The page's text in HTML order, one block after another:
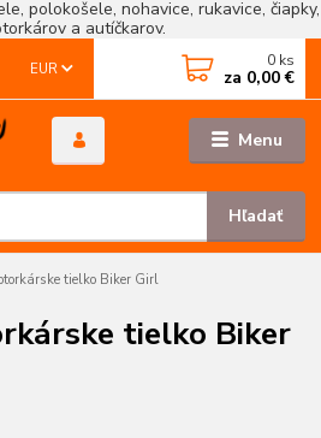
polokošele, nohavice, rukavice, čiapky,
a autíčkarov.
Menu
EUR
Hľadať
0 ks
za 0,00 €
tielko Biker Girl
tielko Biker